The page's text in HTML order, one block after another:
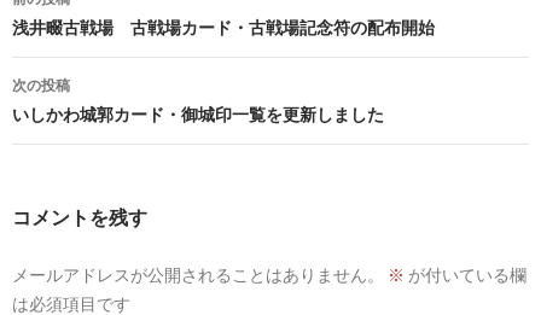
稿
ナ
ビ
ゲ
ョ
浅井畷古戦場 古戦場カード・古戦場記念符の配布開始
次の投稿
いしかわ城郭カード・御城印一覧を更新しました
コメントを残す
メールアドレスが公開されることはありません。 ※ が付いている欄
は必須項目です